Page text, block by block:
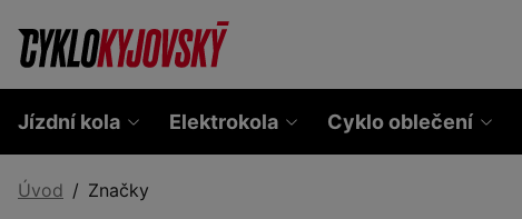
Jízdní kola Elektrokola Cyklo oblečení
Úvod Značky